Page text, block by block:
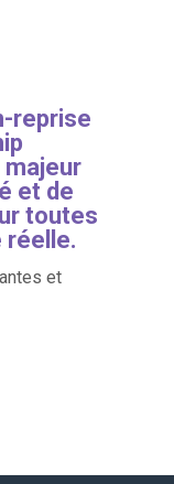
reprise
et de
toutes
réelle.
et